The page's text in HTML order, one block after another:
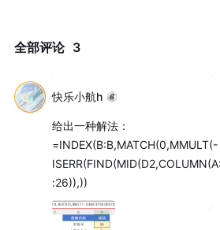
全部评论 3
快乐小航h
给出一种解法：
=INDEX(B:B,MATCH(0,MMULT(-
:26)),))